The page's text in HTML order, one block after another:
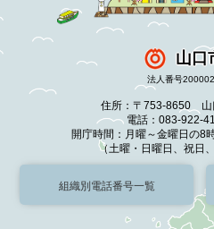
山口
法人番号
住所：〒753-8650 山
電話：083-922-
開庁時間：月曜～金曜日の8
（土曜・日曜日、祝日
組織別電話番号一覧